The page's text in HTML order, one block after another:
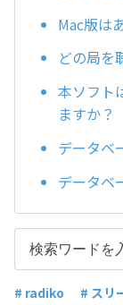
Mac版は
どの局を
本ソフト
ますか？
データベ
データベ
# radiko # スリ